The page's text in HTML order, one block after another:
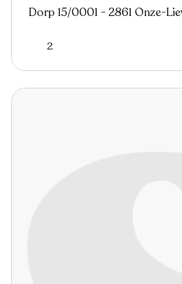
Dorp 15/0001 - 2861 Onze-
2